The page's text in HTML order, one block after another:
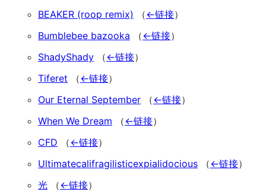
BEAKER (roop remix)
（←链接）
Bumblebee bazooka
（←链接）
ShadyShady
（←链接）
Tiferet
（←链接）
Our Eternal September
（←链接）
When We Dream
（←链接）
CFD
（←链接）
Ultimatecalifragilisticexpialidocious
（←链接）
光
（←链接）